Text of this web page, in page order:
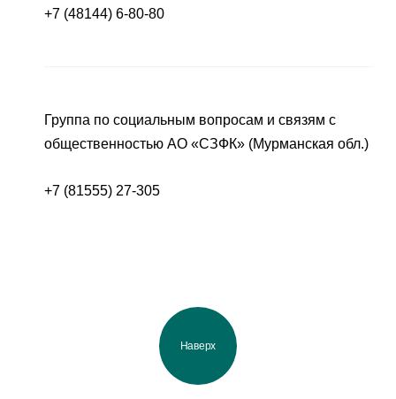
+7 (48144) 6-80-80
Группа по социальным вопросам и связям с
общественностью АО «СЗФК» (Мурманская обл.)
+7 (81555) 27-305
Наверх